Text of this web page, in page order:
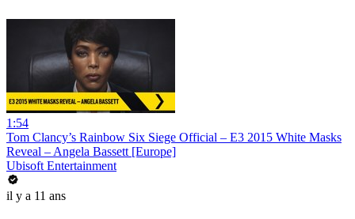
1:54
Tom Clancy’s Rainbow Six Siege Official – E3 2015 White Masks
Reveal – Angela Bassett [Europe]
Ubisoft Entertainment
il y a 11 ans